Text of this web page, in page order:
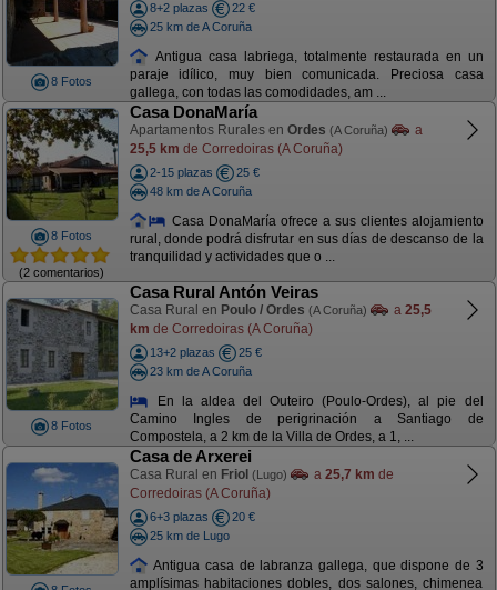
8 Fotos
8+2 plazas
22 €
25 km de A Coruña
Antigua casa labriega, totalmente restaurada en un
paraje idílico, muy bien comunicada. Preciosa casa
gallega, con todas las comodidades, am ...
8 Fotos
(2 comentarios)
Casa DonaMaría
Apartamentos Rurales en Ordes (A Coruña)
a
25,5 km de Corredoiras (A Coruña)
2-15 plazas
25 €
48 km de A Coruña
Casa DonaMaría ofrece a sus clientes alojamiento
rural, donde podrá disfrutar en sus días de descanso de la
tranquilidad y actividades que o ...
8 Fotos
Casa Rural Antón Veiras
Casa Rural en Poulo / Ordes (A Coruña) a 25,5
km de Corredoiras (A Coruña)
13+2 plazas
25 €
23 km de A Coruña
En la aldea del Outeiro (Poulo-Ordes), al pie del
Camino Ingles de perigrinación a Santiago de
Compostela, a 2 km de la Villa de Ordes, a 1, ...
Casa de Arxerei
Casa Rural en Friol (Lugo) a 25,7 km de
Corredoiras (A Coruña)
6+3 plazas
20 €
25 km de Lugo
Antigua casa de labranza gallega, que dispone de 3
amplísimas habitaciones dobles, dos salones, chimenea